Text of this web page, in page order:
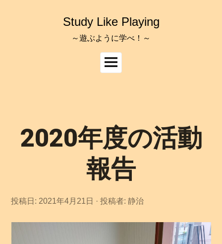
Study Like Playing
～遊ぶように学べ！～
メ
イ
ー
2020年度の活動
報告
投稿日: 2021年4月21日 投稿者:静治